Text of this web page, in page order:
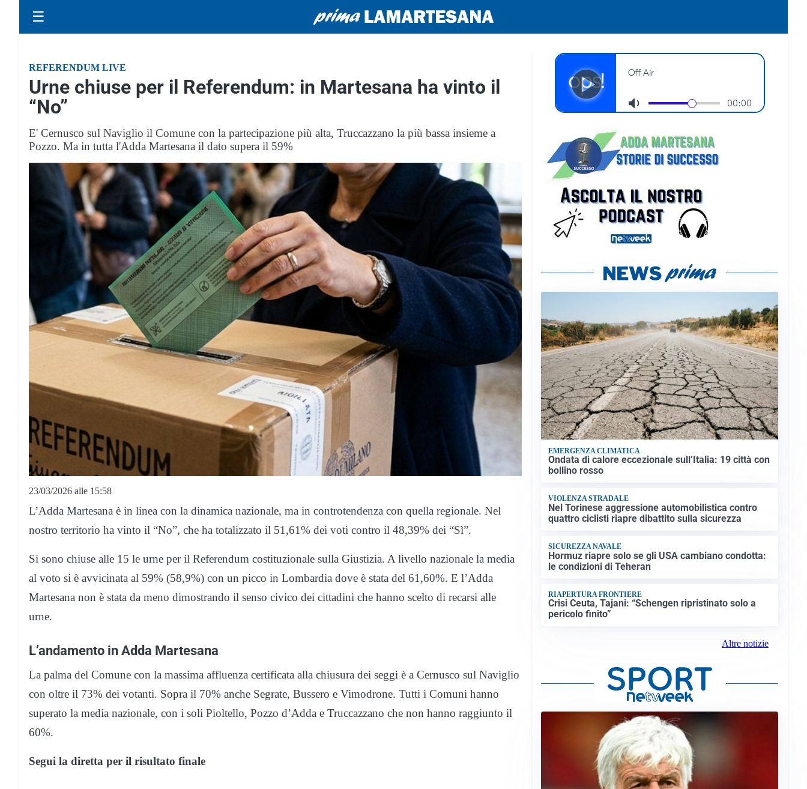
☰
REFERENDUM LIVE
Urne chiuse per il Referendum: in Martesana ha vinto il
“No”
E' Cernusco sul Naviglio il Comune con la partecipazione più alta, Truccazzano la più bassa insieme a
Pozzo. Ma in tutta l'Adda Martesana il dato supera il 59%
23/03/2026 alle 15:58
L’Adda Martesana è in linea con la dinamica nazionale, ma in controtendenza con quella regionale. Nel
nostro territorio ha vinto il “No”, che ha totalizzato il 51,61% dei voti contro il 48,39% dei “Sì”.
Si sono chiuse alle 15 le urne per il Referendum costituzionale sulla Giustizia. A livello nazionale la media
al voto si è avvicinata al 59% (58,9%) con un picco in Lombardia dove è stata del 61,60%. E l’Adda
Martesana non è stata da meno dimostrando il senso civico dei cittadini che hanno scelto di recarsi alle
urne.
L’andamento in Adda Martesana
La palma del Comune con la massima affluenza certificata alla chiusura dei seggi è a Cernusco sul Naviglio
con oltre il 73% dei votanti. Sopra il 70% anche Segrate, Bussero e Vimodrone. Tutti i Comuni hanno
superato la media nazionale, con i soli Pioltello, Pozzo d’Adda e Truccazzano che non hanno raggiunto il
60%.
Segui la diretta per il risultato finale
EMERGENZA CLIMATICA
Ondata di calore eccezionale sull’Italia: 19 città con
bollino rosso
VIOLENZA STRADALE
Nel Torinese aggressione automobilistica contro
quattro ciclisti riapre dibattito sulla sicurezza
SICUREZZA NAVALE
Hormuz riapre solo se gli USA cambiano condotta:
le condizioni di Teheran
RIAPERTURA FRONTIERE
Crisi Ceuta, Tajani: “Schengen ripristinato solo a
pericolo finito”
Altre notizie